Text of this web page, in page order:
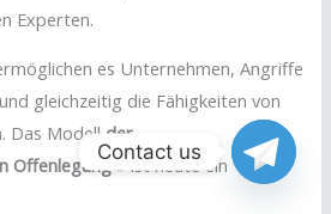
Experten.
es Unternehmen, Angriffe
gleichzeitig die Fähigkeiten von
Das Modell der
Offenlegung »ist heute ein
Contact us